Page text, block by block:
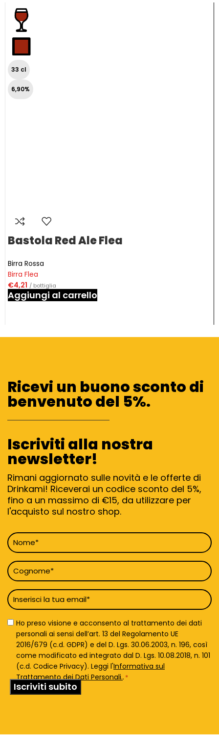
33 cl
6,90%
Bastola Red Ale Flea
Birra Rossa
Birra Flea
€4,21 / bottiglia
Aggiungi al carrello
Ricevi un buono sconto di
benvenuto del 5%.
Iscriviti alla nostra
newsletter!
Rimani aggiornato sulle novità e le offerte di
Drinkami! Riceverai un codice sconto del 5%,
fino a un massimo di €15, da utilizzare per
l'acquisto sul nostro shop.
Nome
*
Cognome
*
Email
*
Privacy
Policy
Ho preso visione e acconsento al trattamento dei dati
personali ai sensi dell’art. 13 del Regolamento UE
2016/679 (c.d. GDPR) e del D. Lgs. 30.06.2003, n. 196, così
come modificato ed integrato dal D. Lgs. 10.08.2018, n. 101
(c.d. Codice Privacy). Leggi l'Informativa sul
Trattamento dei Dati Personali.. *